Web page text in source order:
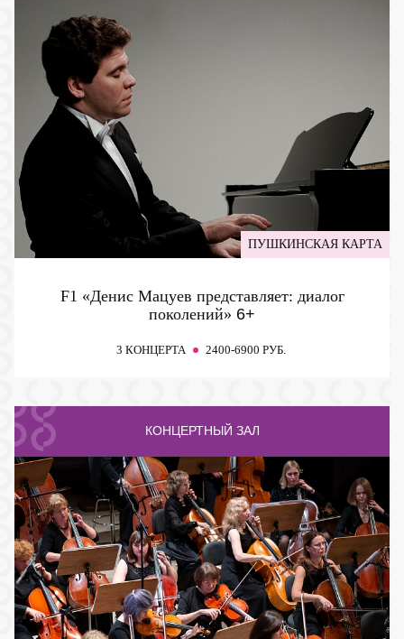
ПУШКИНСКАЯ КАРТА
F1 «Денис Мацуев представляет: диалог
поколений» 6+
3 КОНЦЕРТА 2400-6900 РУБ.
КОНЦЕРТНЫЙ ЗАЛ